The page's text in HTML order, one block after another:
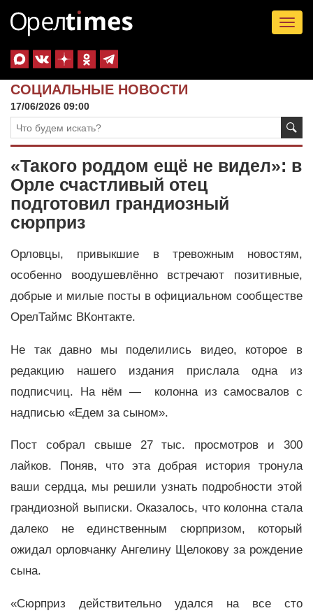
СОЦИАЛЬНЫЕ НОВОСТИ
17/06/2026 09:00
«Такого роддом ещё не видел»: в
Орле счастливый отец
подготовил грандиозный
сюрприз
Орловцы, привыкшие в тревожным новостям,
особенно воодушевлённо встречают позитивные,
добрые и милые посты в официальном сообществе
ОрелТаймс ВКонтакте.
Не так давно мы поделились видео, которое в
редакцию нашего издания прислала одна из
подписчиц. На нём — колонна из самосвалов с
надписью «Едем за сыном».
Пост собрал свыше 27 тыс. просмотров и 300
лайков. Поняв, что эта добрая история тронула
ваши сердца, мы решили узнать подробности этой
грандиозной выписки. Оказалось, что колонна стала
далеко не единственным сюрпризом, который
ожидал орловчанку Ангелину Щелокову за рождение
сына.
«Сюрприз действительно удался на все сто